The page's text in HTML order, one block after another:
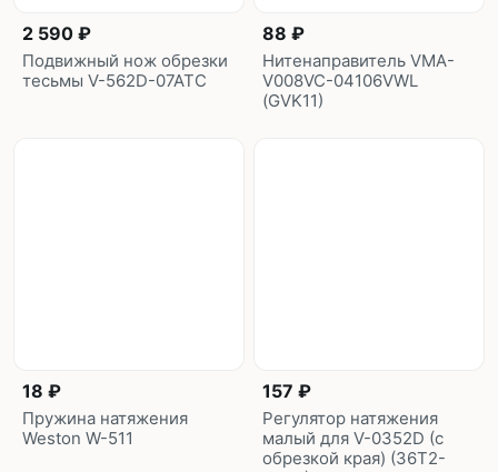
2 590 ₽
Подвижный нож обрезки
тесьмы V-562D-07ATC
88 ₽
Нитенаправитель VMA-
V008VC-04106VWL
(GVK11)
18 ₽
Пружина натяжения
Weston W-511
157 ₽
Регулятор натяжения
малый для V-0352D (с
обрезкой края) (36T2-